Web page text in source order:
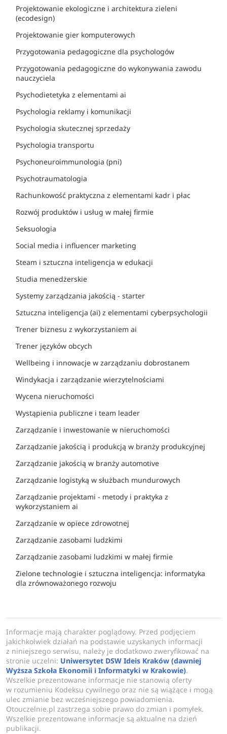
Informacje mają charakter poglądowy. Przed podjęciem
jakichkolwiek działań na podstawie uzyskanych informacji
z niniejszego serwisu, należy je dodatkowo zweryfikować na
stronie uczelni: Uniwersytet DSW Ideis Kraków (dawniej
Wyższa Szkoła Ekonomii i Informatyki w Krakowie).
Wszelkie prezentowane informacje nie stanowią oferty
w rozumieniu Kodeksu cywilnego oraz nie są wiążące i mogą
ulec zmianie bez wcześniejszego powiadomienia.
Otouczelnie.pl zastrzega sobie prawo do zmian i pomyłek.
Wszelkie prezentowane informacje są aktualne na dzień
publikacji.
Projektowanie ekologiczne i architektura zieleni
(ecodesign)
Projektowanie gier komputerowych
Przygotowania pedagogiczne dla psychologów
Przygotowania pedagogiczne do wykonywania zawodu
nauczyciela
Psychodietetyka z elementami ai
Psychologia reklamy i komunikacji
Psychologia skutecznej sprzedaży
Psychologia transportu
Psychoneuroimmunologia (pni)
Psychotraumatologia
Rachunkowość praktyczna z elementami kadr i płac
Rozwój produktów i usług w małej firmie
Seksuologia
Social media i influencer marketing
Steam i sztuczna inteligencja w edukacji
Studia menedżerskie
Systemy zarządzania jakością - starter
Sztuczna inteligencja (ai) z elementami cyberpsychologii
Trener biznesu z wykorzystaniem ai
Trener języków obcych
Wellbeing i innowacje w zarządzaniu dobrostanem
Windykacja i zarządzanie wierzytelnościami
Wycena nieruchomości
Wystąpienia publiczne i team leader
Zarządzanie i inwestowanie w nieruchomości
Zarządzanie jakością i produkcją w branży produkcyjnej
Zarządzanie jakością w branży automotive
Zarządzanie logistyką w służbach mundurowych
Zarządzanie projektami - metody i praktyka z
wykorzystaniem ai
Zarządzanie w opiece zdrowotnej
Zarządzanie zasobami ludzkimi
Zarządzanie zasobami ludzkimi w małej firmie
Zielone technologie i sztuczna inteligencja: informatyka
dla zrównoważonego rozwoju